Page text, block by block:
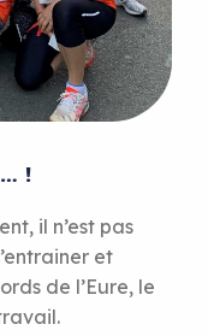
!
il n’est pas
et
de l’Eure, le